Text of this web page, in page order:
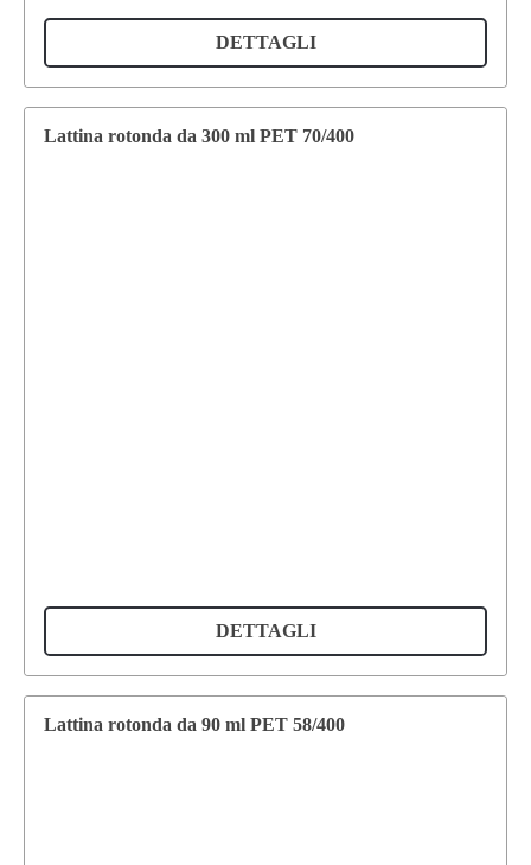
DETTAGLI
Lattina rotonda da 300 ml PET 70/400
DETTAGLI
Lattina rotonda da 90 ml PET 58/400